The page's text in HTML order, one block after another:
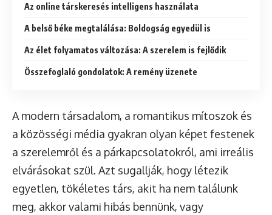
Az online társkeresés intelligens használata
A belső béke megtalálása: Boldogság egyedül is
Az élet folyamatos változása: A szerelem is fejlődik
Összefoglaló gondolatok: A remény üzenete
A modern társadalom, a romantikus mítoszok és
a közösségi média gyakran olyan képet festenek
a szerelemről és a párkapcsolatokról, ami irreális
elvárásokat szül. Azt sugallják, hogy létezik
egyetlen, tökéletes társ, akit ha nem találunk
meg, akkor valami hibás bennünk, vagy